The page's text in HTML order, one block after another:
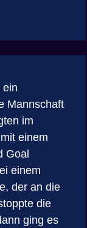
ein
Mannschaft
im
einem
Goal
einem
der an die
die
ging es